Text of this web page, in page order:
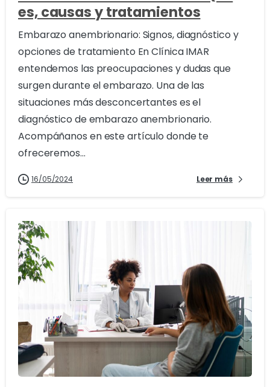
es, causas y tratamientos
Embarazo anembrionario: Signos, diagnóstico y
opciones de tratamiento En Clínica IMAR
entendemos las preocupaciones y dudas que
surgen durante el embarazo. Una de las
situaciones más desconcertantes es el
diagnóstico de embarazo anembrionario.
Acompáñanos en este artículo donde te
ofreceremos...
16/05/2024 Leer más